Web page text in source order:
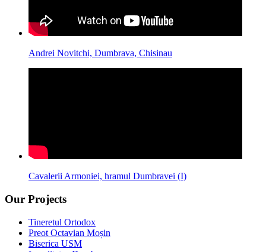
Andrei Novitchi, Dumbrava, Chisinau
Cavalerii Armoniei, hramul Dumbravei (I)
Our Projects
Tineretul Ortodox
Preot Octavian Moșin
Biserica USM